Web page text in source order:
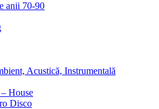
anii 70-90
Acustică, Instrumentală
House
Disco